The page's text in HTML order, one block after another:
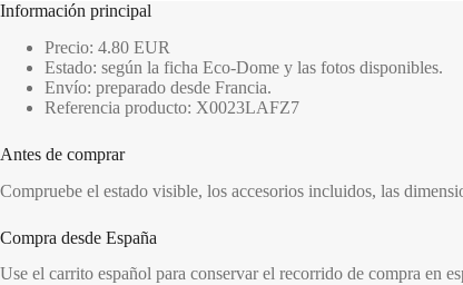
Información principal
Precio: 4.80 EUR
Estado: según la ficha Eco-Dome y las fotos disponibles.
Envío: preparado desde Francia.
Referencia producto: X0023LAFZ7
Antes de comprar
Compruebe el estado visible, los accesorios incluidos, las
Compra desde España
Use el carrito español para conservar el recorrido de compra en